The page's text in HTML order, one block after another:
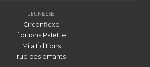
JEUNESSE
Circonflexe
Éditions Palette
Mila Éditions
rue des enfants